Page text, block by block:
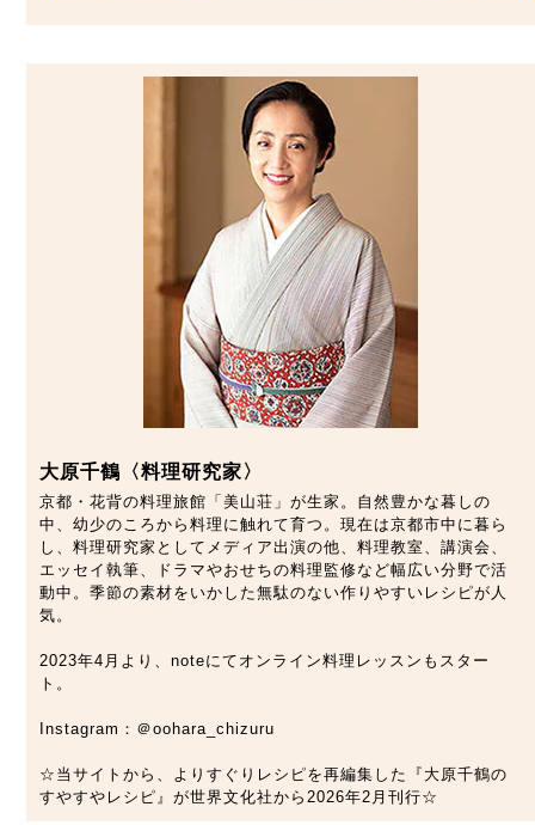
大原千鶴〈料理研究家〉
京都・花背の料理旅館「美山荘」が生家。自然豊かな暮しの
中、幼少のころから料理に触れて育つ。現在は京都市中に暮ら
し、料理研究家としてメディア出演の他、料理教室、講演会、
エッセイ執筆、ドラマやおせちの料理監修など幅広い分野で活
動中。季節の素材をいかした無駄のない作りやすいレシピが人
気。
2023年4月より、noteにてオンライン料理レッスンもスター
ト。
Instagram：＠oohara_chizuru
☆当サイトから、よりすぐりレシピを再編集した『大原千鶴の
すやすやレシピ』が世界文化社から2026年2月刊行☆